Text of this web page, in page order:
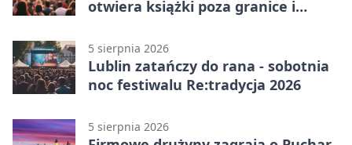
otwiera książki poza granice i
5 sierpnia 2026
Lublin zatańczy do rana - sobotnia
noc festiwalu Re:tradycja 2026
5 sierpnia 2026